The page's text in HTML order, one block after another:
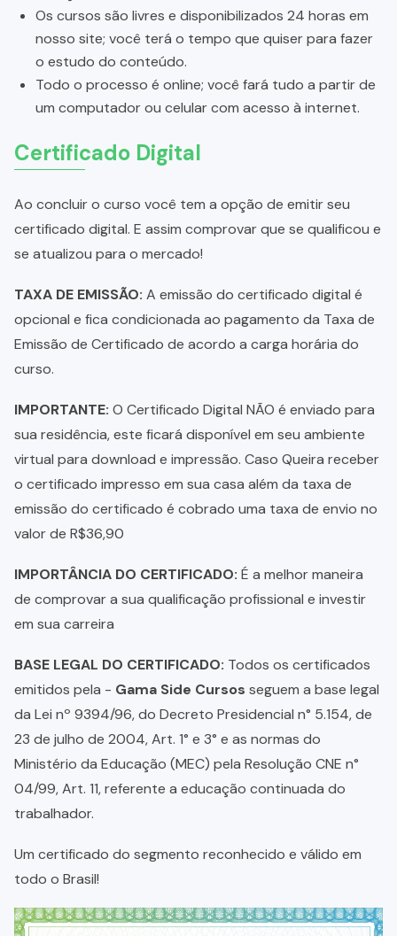
Os cursos são livres e disponibilizados 24 horas em
nosso site; você terá o tempo que quiser para fazer
o estudo do conteúdo.
Todo o processo é online; você fará tudo a partir de
um computador ou celular com acesso à internet.
Certificado Digital
Ao concluir o curso você tem a opção de emitir seu
certificado digital. E assim comprovar que se qualificou e
se atualizou para o mercado!
TAXA DE EMISSÃO: A emissão do certificado digital é
opcional e fica condicionada ao pagamento da Taxa de
Emissão de Certificado de acordo a carga horária do
curso.
IMPORTANTE: O Certificado Digital NÃO é enviado para
sua residência, este ficará disponível em seu ambiente
virtual para download e impressão. Caso Queira receber
o certificado impresso em sua casa além da taxa de
emissão do certificado é cobrado uma taxa de envio no
valor de R$36,90
IMPORTÂNCIA DO CERTIFICADO: É a melhor maneira
de comprovar a sua qualificação profissional e investir
em sua carreira
BASE LEGAL DO CERTIFICADO: Todos os certificados
emitidos pela - Gama Side Cursos seguem a base legal
da Lei nº 9394/96, do Decreto Presidencial n° 5.154, de
23 de julho de 2004, Art. 1° e 3° e as normas do
Ministério da Educação (MEC) pela Resolução CNE n°
04/99, Art. 11, referente a educação continuada do
trabalhador.
Um certificado do segmento reconhecido e válido em
todo o Brasil!